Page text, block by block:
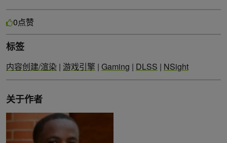
0点赞
标签
内容创建/渲染 | 游戏引擎 | Gaming | DLSS | NSight
关于作者